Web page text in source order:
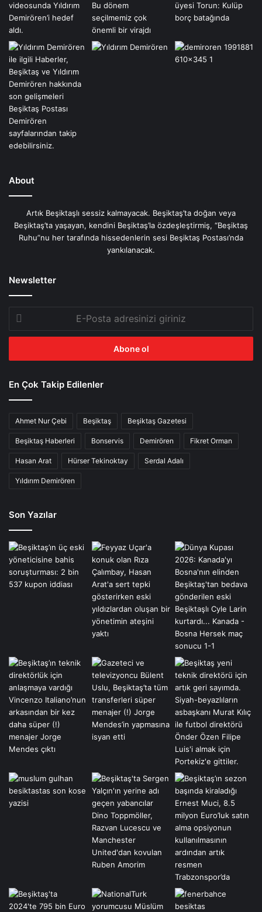
About
Artık Beşiktaşlı sessiz kalmayacak. Beşiktaş’ta doğan veya
Beşiktaş’ta yaşayan, kendini Beşiktaş’la özdeşleştirmiş, “Beşiktaş
Ruhu”nu her tarafında hissedenlerin sesi Beşiktaş Postası’nda
yankılanacak.
Newsletter
Posta
adresinizi
En Çok Takip Edilenler
Ahmet Nur Çebi Beşiktaş Beşiktaş Gazetesi
Beşiktaş Haberleri Bonservis Demirören Fikret Orman
Hasan Arat Hürser Tekinoktay Serdal Adalı
Yıldırım Demirören
Son Yazılar